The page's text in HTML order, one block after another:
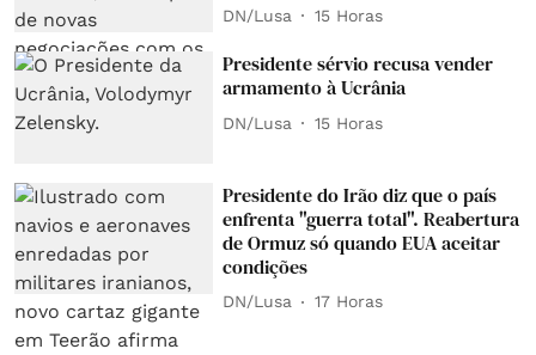
DN/Lusa 15 Horas
Presidente sérvio recusa vender
armamento à Ucrânia
DN/Lusa 15 Horas
Presidente do Irão diz que o país
enfrenta "guerra total". Reabertura
de Ormuz só quando EUA aceitar
condições
DN/Lusa 17 Horas